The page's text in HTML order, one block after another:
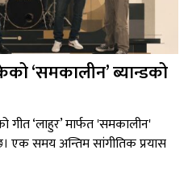
‘समकालीन’ ब्यान्डको
‘लाहुर’ मार्फत 'समकालीन'
एक समय अन्तिम सांगीतिक प्रयास